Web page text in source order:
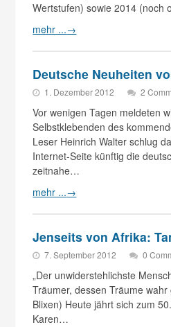
Wertstufen) sowie 2014 (noch
mehr ...→
Deutsche Neuheiten
1. Dezember 2012 2
Vor wenigen Tagen meldeten
Selbstklebenden des
Leser Heinrich Walter schlug
Internet-Seite künftig die
zeitnahe…
mehr ...→
Jenseits von Afrika:
7. September 2012 0
„Der unwiderstehlichste
Träumer, dessen Träume
Blixen) Heute jährt sich zum
Karen…